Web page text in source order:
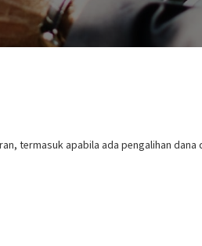
termasuk apabila ada pengalihan dana